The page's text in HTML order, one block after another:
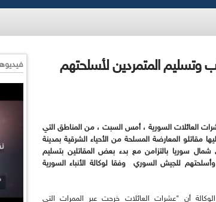
المتمردين لأسلحتهم
العائلات السورية ، أمس السبت ، من المناطق التي
مقاتلو المعارضة المسلحة من الأحياء الشرقية بمدينة
سوريا بالتزامن مع بدء بعض المقاتلين بتسليم
للجيش السوري وفقا لوكالة الأنباء السورية
أن "عشرات العائلات خرجت عبر الممرات التي